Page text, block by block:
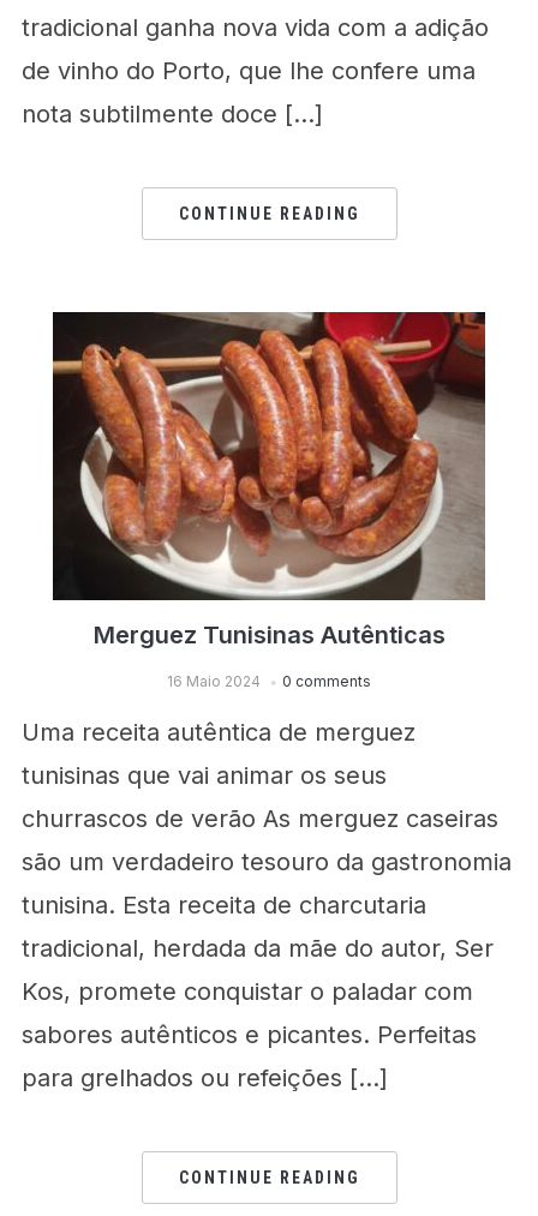
tradicional ganha nova vida com a adição
de vinho do Porto, que lhe confere uma
nota subtilmente doce […]
CONTINUE READING
Merguez Tunisinas Autênticas
16 Maio 2024 0 comments
Uma receita autêntica de merguez
tunisinas que vai animar os seus
churrascos de verão As merguez caseiras
são um verdadeiro tesouro da gastronomia
tunisina. Esta receita de charcutaria
tradicional, herdada da mãe do autor, Ser
Kos, promete conquistar o paladar com
sabores autênticos e picantes. Perfeitas
para grelhados ou refeições […]
CONTINUE READING